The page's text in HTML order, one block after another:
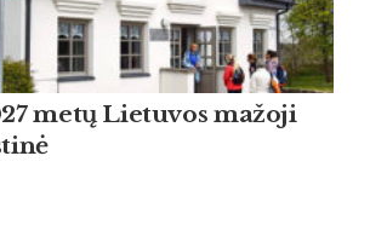
metų Lietuvos mažoji